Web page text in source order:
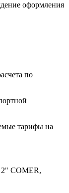
оформления
по
тарифы на
COMER,